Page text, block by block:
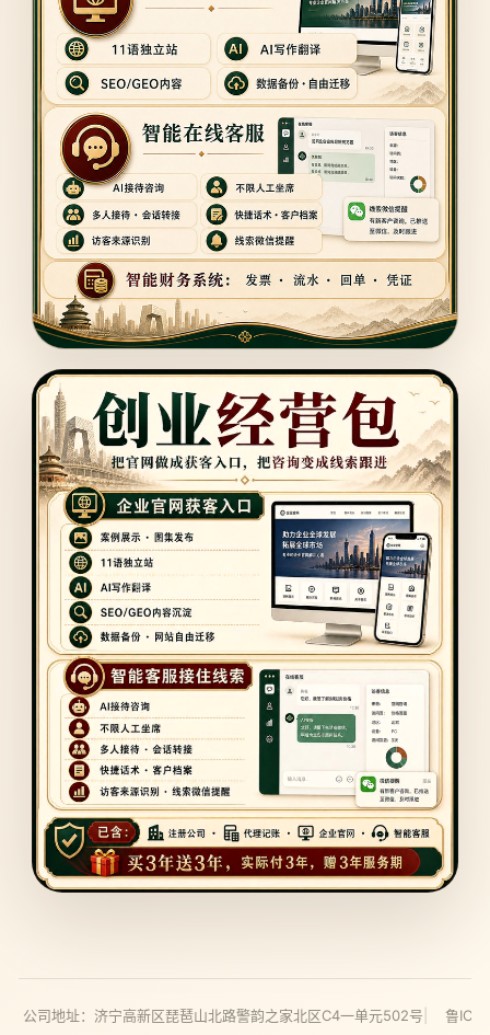
公司地址：济宁高新区琵琶山北路警韵之家北区C4一单元502号 鲁ICP